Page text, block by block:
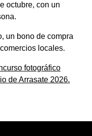
octubre, con un
un bono de compra
locales.
fotográfico
de Arrasate 2026.